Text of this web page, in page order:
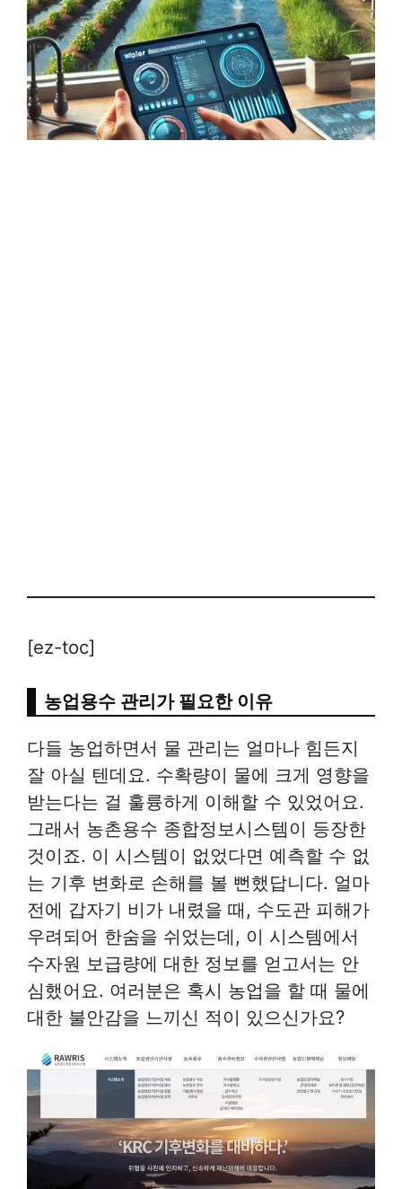
[ez-toc]
농업용수 관리가 필요한 이유
다들 농업하면서 물 관리는 얼마나 힘든지
잘 아실 텐데요. 수확량이 물에 크게 영향을
받는다는 걸 훌륭하게 이해할 수 있었어요.
그래서 농촌용수 종합정보시스템이 등장한
것이죠. 이 시스템이 없었다면 예측할 수 없
는 기후 변화로 손해를 볼 뻔했답니다. 얼마
전에 갑자기 비가 내렸을 때, 수도관 피해가
우려되어 한숨을 쉬었는데, 이 시스템에서
수자원 보급량에 대한 정보를 얻고서는 안
심했어요. 여러분은 혹시 농업을 할 때 물에
대한 불안감을 느끼신 적이 있으신가요?